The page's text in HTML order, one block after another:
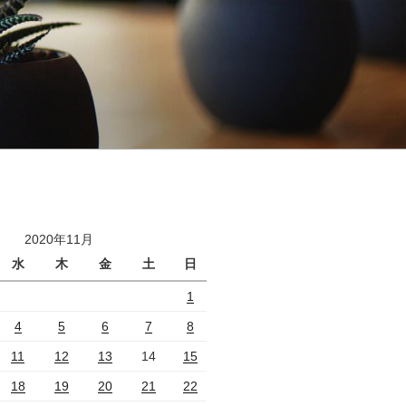
2020年11月
水 木 金 土 日
1
4 5 6 7 8
11 12 13 14 15
18 19 20 21 22